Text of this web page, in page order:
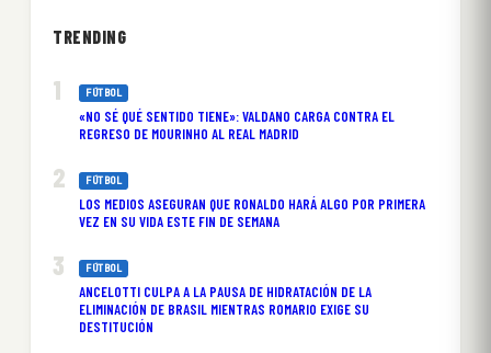
TRENDING
FÚTBOL
«NO SÉ QUÉ SENTIDO TIENE»: VALDANO CARGA CONTRA EL
REGRESO DE MOURINHO AL REAL MADRID
FÚTBOL
LOS MEDIOS ASEGURAN QUE RONALDO HARÁ ALGO POR PRIMERA
VEZ EN SU VIDA ESTE FIN DE SEMANA
FÚTBOL
ANCELOTTI CULPA A LA PAUSA DE HIDRATACIÓN DE LA
ELIMINACIÓN DE BRASIL MIENTRAS ROMARIO EXIGE SU
DESTITUCIÓN